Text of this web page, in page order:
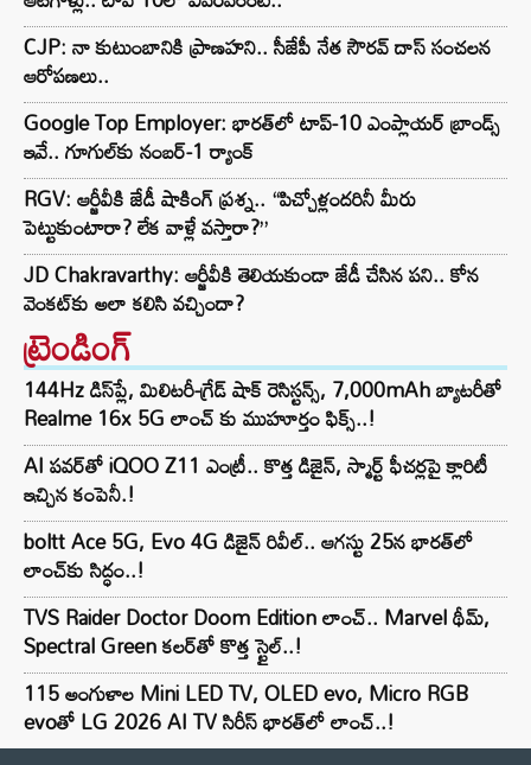
CJP: నా కుటుంబానికి ప్రాణహని.. సీజేపీ నేత సౌరవ్ దాస్ సంచలన
ఆరోపణలు..
Google Top Employer: భారత్‌లో టాప్-10 ఎంప్లాయర్ బ్రాండ్స్
ఇవే.. గూగుల్‌కు నంబర్-1 ర్యాంక్
RGV: ఆర్జీవీకి జేడీ షాకింగ్ ప్రశ్న.. “పిచ్చోళ్లందరినీ మీరు
పెట్టుకుంటారా? లేక వాళ్లే వస్తారా?”
JD Chakravarthy: ఆర్జీవీకి తెలియకుండా జేడీ చేసిన పని.. కోన
వెంకట్‌కు అలా కలిసి వచ్చిందా?
ట్రెండింగ్‌
144Hz డిస్‌ప్లే, మిలిటరీ-గ్రేడ్ షాక్ రెసిస్టన్స్, 7,000mAh బ్యాటరీతో
Realme 16x 5G లాంచ్ కు ముహూర్తం ఫిక్స్..!
AI పవర్‌తో iQOO Z11 ఎంట్రీ.. కొత్త డిజైన్, స్మార్ట్ ఫీచర్లపై క్లారిటీ
ఇచ్చిన కంపెనీ.!
boltt Ace 5G, Evo 4G డిజైన్ రివీల్.. ఆగస్టు 25న భారత్‌లో
లాంచ్‌కు సిద్ధం..!
TVS Raider Doctor Doom Edition లాంచ్.. Marvel థీమ్,
Spectral Green కలర్‌తో కొత్త స్టైల్..!
115 అంగుళాల Mini LED TV, OLED evo, Micro RGB
evoతో LG 2026 AI TV సిరీస్ భారత్‌లో లాంచ్..!